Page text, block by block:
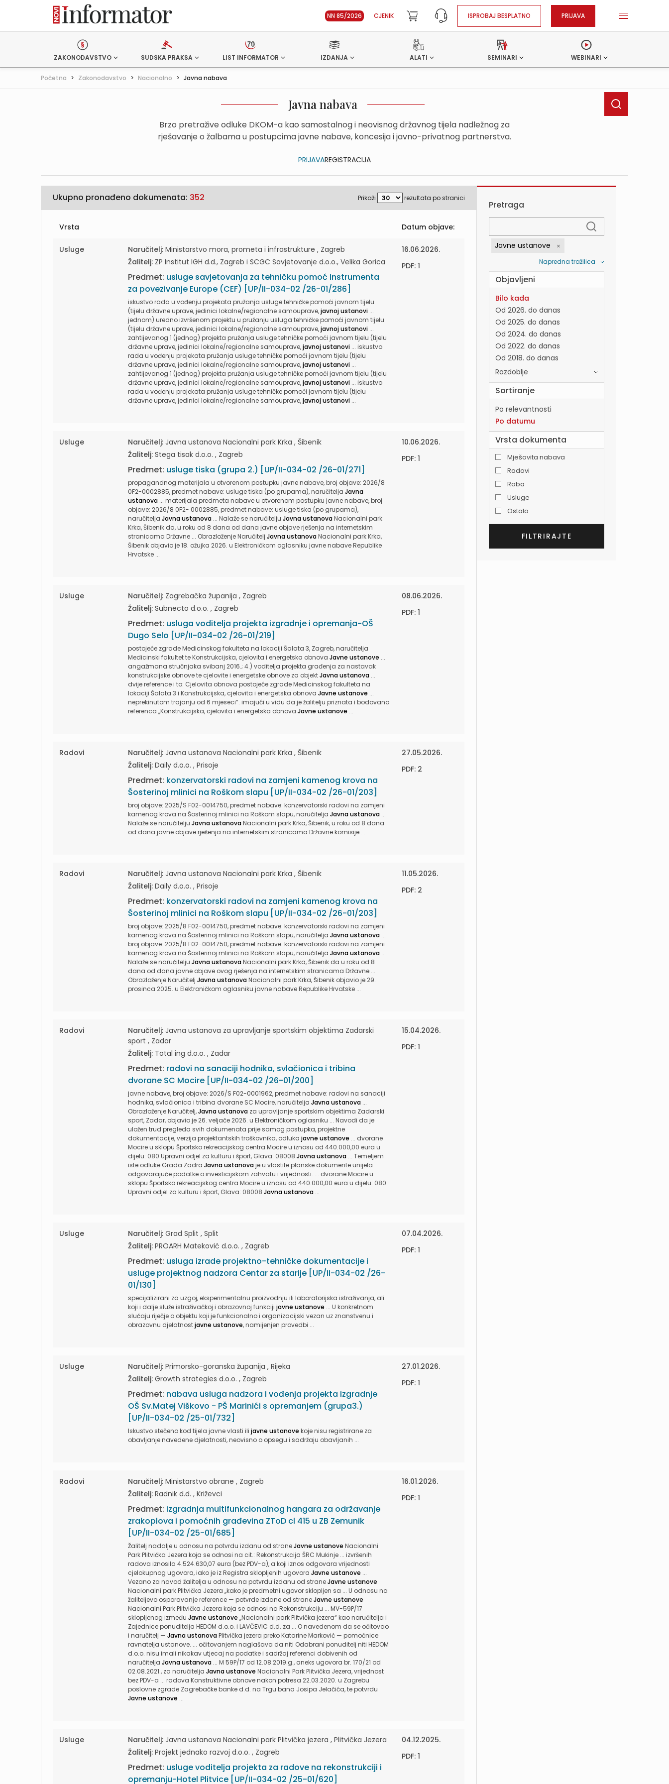
NN 85/2026 CJENIK ISPROBAJ BESPLATNO PRIJAVA
ZAKONODAVSTVO SUDSKA PRAKSA LIST INFORMATOR IZDANJA ALATI SEMINARI WEBINARI
Početna > Zakonodavstvo > Nacionalno > Javna nabava
Javna nabava
Brzo pretražive odluke DKOM-a kao samostalnog i neovisnog državnog tijela nadležnog za
rješavanje o žalbama u postupcima javne nabave, koncesija i javno-privatnog partnerstva.
PRIJAVAREGISTRACIJA
Ukupno pronađeno dokumenata: 352 Prikaži rezultata po stranici
Vrsta Datum objave:
Usluge Naručitelj:Ministarstvo mora, prometa i infrastrukture , Zagreb
Žalitelj:ZP Institut IGH d.d., Zagreb i SCGC Savjetovanje d.o.o., Velika Gorica
Predmet: usluge savjetovanja za tehničku pomoć Instrumenta
za povezivanje Europe (CEF) [UP/II-034-02 /26-01/286]
iskustvo rada u vođenju projekata pružanja usluge tehničke pomoći javnom tijelu
(tijelu državne uprave, jedinici lokalne/regionalne samouprave,javnoj ustanovi...
jednom) uredno izvršenom projektu u pružanju usluga tehničke pomoći javnom tijelu
(tijelu državne uprave, jedinici lokalne/regionalne samouprave,javnoj ustanovi...
zahtijevanog 1 (jednog) projekta pružanja usluge tehničke pomoći javnom tijelu (tijelu
državne uprave, jedinici lokalne/regionalne samouprave,javnoj ustanovi... iskustvo
rada u vođenju projekata pružanja usluge tehničke pomoći javnom tijelu (tijelu
državne uprave, jedinici lokalne/regionalne samouprave,javnoj ustanovi...
zahtijevanog 1 (jednog) projekta pružanja usluge tehničke pomoći javnom tijelu (tijelu
državne uprave, jedinici lokalne/regionalne samouprave,javnoj ustanovi... iskustvo
rada u vođenju projekata pružanja usluge tehničke pomoći javnom tijelu (tijelu
državne uprave, jedinici lokalne/regionalne samouprave,javnoj ustanovi...
16.06.2026.
PDF: 1
Usluge Naručitelj:Javna ustanova Nacionalni park Krka , Šibenik
Žalitelj:Stega tisak d.o.o. , Zagreb
Predmet: usluge tiska (grupa 2.) [UP/II-034-02 /26-01/271]
propagandnog materijala u otvorenom postupku javne nabave, broj objave: 2026/8
0F2-0002885, predmet nabave: usluge tiska (po grupama), naručitelja Javna
ustanova... materijala predmeta nabave u otvorenom postupku javne nabave, broj
objave: 2026/8 0F2- 0002885, predmet nabave: usluge tiska (po grupama),
naručitelja Javna ustanova... Nalaže se naručitelju Javna ustanovaNacionalni park
Krka, Šibenik da, u roku od 8 dana od dana javne objave rješenja na internetskim
stranicama Državne ... Obrazloženje Naručitelj Javna ustanovaNacionalni park Krka,
Šibenik objavio je 18. ožujka 2026. u Elektroničkom oglasniku javne nabave Republike
Hrvatske ...
10.06.2026.
PDF: 1
Usluge Naručitelj:Zagrebačka županija , Zagreb
Žalitelj:Subnecto d.o.o. , Zagreb
Predmet: usluga voditelja projekta izgradnje i opremanja-OŠ
Dugo Selo [UP/II-034-02 /26-01/219]
postojeće zgrade Medicinskog fakulteta na lokaciji Šalata 3, Zagreb, naručitelja
Medicinski fakultet te Konstrukcijska, cjelovita i energetska obnova Javne ustanove ...
angažmana stručnjaka svibanj 2016.; 4.) voditelja projekta građenja za nastavak
konstrukcijske obnove te cjelovite i energetske obnove za objektJavna ustanova...
dvije reference i to: Cjelovita obnova postojeće zgrade Medicinskog fakulteta na
lokaciji Šalata 3 i Konstrukcijska, cjelovita i energetska obnova Javne ustanove ...
neprekinutom trajanju od 6 mjeseci“. imajući u vidu da je žalitelju priznata i bodovana
referenca ,,Konstrukcijska, cjelovita i energetska obnova Javne ustanove ...
08.06.2026.
PDF: 1
Radovi Naručitelj:Javna ustanova Nacionalni park Krka , Šibenik
Žalitelj:Daily d.o.o. , Prisoje
Predmet: konzervatorski radovi na zamjeni kamenog krova na
Šosterinoj mlinici na Roškom slapu [UP/II-034-02 /26-01/203]
broj objave: 2025/S F02-0014750, predmet nabave: konzervatorski radovi na zamjeni
kamenog krova na Šosterinoj mlinici na Roškom slapu, naručitelja Javna ustanova...
Nalaže se naručitelju Javna ustanovaNacionalni park Krka, Šibenik, u roku od 8 dana
od dana javne objave rješenja na internetskim stranicama Državne komisije ...
27.05.2026.
PDF: 2
Radovi Naručitelj:Javna ustanova Nacionalni park Krka , Šibenik
Žalitelj:Daily d.o.o. , Prisoje
Predmet: konzervatorski radovi na zamjeni kamenog krova na
Šosterinoj mlinici na Roškom slapu [UP/II-034-02 /26-01/203]
broj objave: 2025/8 F02-0014750, predmet nabave: konzervatorski radovi na zamjeni
kamenog krova na Šosterinoj mlinici na Roškom slapu, naručitelja Javna ustanova...
broj objave: 2025/8 F02-0014750, predmet nabave: konzervatorski radovi na zamjeni
kamenog krova na Šosterinoj mlinici na Roškom slapu, naručitelja Javna ustanova...
Nalaže se naručitelju Javna ustanovaNacionalni park Krka, Šibenik da u roku od 8
dana od dana javne objave ovog rješenja na internetskim stranicama Državne ...
Obrazloženje Naručitelj Javna ustanovaNacionalni park Krka, Šibenik objavio je 29.
prosinca 2025. u Elektroničkom oglasniku javne nabave Republike Hrvatske ...
11.05.2026.
PDF: 2
Radovi Naručitelj:Javna ustanova za upravljanje sportskim objektima Zadarski
sport , Zadar
Žalitelj:Total ing d.o.o. , Zadar
Predmet: radovi na sanaciji hodnika, svlačionica i tribina
dvorane SC Mocire [UP/II-034-02 /26-01/200]
javne nabave, broj objave: 2026/S F02-0001962, predmet nabave: radovi na sanaciji
hodnika, svlačionica i tribina dvorane SC Mocire, naručitelja Javna ustanova...
Obrazloženje Naručitelj,Javna ustanovaza upravljanje sportskim objektima Zadarski
sport, Zadar, objavio je 26. veljače 2026. u Elektroničkom oglasniku ... Navodi da je
uložen trud pregleda svih dokumenata prije samog postupka, projektne
dokumentacije, verzija projektantskih troškovnika, odluka javne ustanove ... dvorane
Mocire u sklopu Športsko rekreacijskog centra Mocire u iznosu od 440.000,00 eura u
dijelu: 080 Upravni odjel za kulturu i šport, Glava: 08008 Javna ustanova... Temeljem
iste odluke Grada Zadra Javna ustanovaje u vlastite planske dokumente unijela
odgovarajuće podatke o investicijskom zahvatu i vrijednosti. ... dvorane Mocire u
sklopu Športsko rekreacijskog centra Mocire u iznosu od 440.000,00 eura u dijelu: 080
Upravni odjel za kulturu i šport, Glava: 08008 Javna ustanova...
15.04.2026.
PDF: 1
Usluge Naručitelj:Grad Split , Split
Žalitelj:PROARH Mateković d.o.o. , Zagreb
Predmet: usluga izrade projektno-tehničke dokumentacije i
usluge projektnog nadzora Centar za starije [UP/II-034-02 /26-
01/130]
specijalizirani za uzgoj, eksperimentalnu proizvodnju ili laboratorijska istraživanja, ali
koji i dalje služe istraživačkoj i obrazovnoj funkciji javne ustanove ... U konkretnom
slučaju riječje o objektu koji je funkcionalno i organizacijski vezan uz znanstvenu i
obrazovnu djelatnostjavne ustanove, namijenjen provedbi ...
07.04.2026.
PDF: 1
Usluge Naručitelj:Primorsko-goranska županija , Rijeka
Žalitelj:Growth strategies d.o.o. , Zagreb
Predmet: nabava usluga nadzora i vođenja projekta izgradnje
OŠ Sv.Matej Viškovo - PŠ Marinići s opremanjem (grupa3.)
[UP/II-034-02 /25-01/732]
Iskustvo stečeno kod tijela javne vlasti ili javne ustanove koje nisu registrirane za
obavljanje navedene djelatnosti, neovisno o opsegu i sadržaju obavljanih ...
27.01.2026.
PDF: 1
Radovi Naručitelj:Ministarstvo obrane , Zagreb
Žalitelj:Radnik d.d. , Križevci
Predmet: izgradnja multifunkcionalnog hangara za održavanje
zrakoplova i pomoćnih građevina ZToD cl 415 u ZB Zemunik
[UP/II-034-02 /25-01/685]
Žalitelj nadalje u odnosu na potvrdu izdanu od straneJavne ustanove Nacionalni
Park Plitvička Jezera koja se odnosi na cit.: Rekonstrukcija ŠRC Mukinje ... izvršenih
radova iznosila 4.524.630,07 eura (bez PDV-a), a koji iznos odgovara vrijednosti
cjelokupnog ugovora, iako je iz Registra sklopljenih ugovora Javne ustanove ...
Vezano za navod žalitelja u odnosu na potvrdu izdanu od straneJavne ustanove
Nacionalni park Plitvička Jezera ,,kako je predmetni ugovor sklopljen sa ... U odnosu na
žaliteljevo osporavanje reference — potvrde izdane od straneJavne ustanove
Nacionalni Park Plitvička Jezera koja se odnosi na Rekonstrukciju ... MV-59P/17
sklopljenog između Javne ustanove ,,Nacionalni park Plitvička jezera“ kao naručitelja i
Zajednice ponuditelja HEDOM d.o.o. i LAVČEVlC d.d. za ... O navedenom da se očitovao
i naručitelj — Javna ustanovaPlitvička jezera preko Katarine Marković — pomoćnice
ravnatelja ustanove. ... očitovanjem naglašava da niti Odabrani ponuditelj niti HEDOM
d.o.o. nisu imali nikakav utjecaj na podatke i sadržaj referenci dobivenih od
naručitelja Javna ustanova... M 59P/17 od 12.08.2019.g., aneks ugovora br. 170/21 od
02.08.2021., za naručitelja Javna ustanove Nacionalni Park Plitvička Jezera, vrijednost
bez PDV-a ... radova Konstruktivne obnove nakon potresa 22.03.2020. u Zagrebu
poslovne zgrade Zagrebačke banke d.d. na Trgu bana Josipa Jelačića, te potvrdu
Javne ustanove ...
16.01.2026.
PDF: 1
Usluge Naručitelj:Javna ustanova Nacionalni park Plitvička jezera , Plitvička Jezera
Žalitelj:Projekt jednako razvoj d.o.o. , Zagreb
Predmet: usluge voditelja projekta za radove na rekonstrukciji i
opremanju-Hotel Plitvice [UP/II-034-02 /25-01/620]
04.12.2025.
PDF: 1
Pretraga
Javne ustanove
Napredna tražilica
Objavljeni
Bilo kada
Od 2026. do danas
Od 2025. do danas
Od 2024. do danas
Od 2022. do danas
Od 2018. do danas
Razdoblje
Sortiranje
Po relevantnosti
Po datumu
Vrsta dokumenta
Mješovita nabava
Radovi
Roba
Usluge
Ostalo